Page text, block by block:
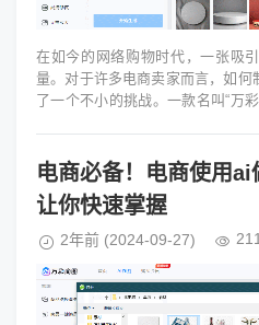
在如今的网络购物时代，一张吸
量。对于许多电商卖家而言，如
了一个不小的挑战。一款名叫“万
电商必备！电商使用ai
让你快速掌握
2年前 (2024-09-27)